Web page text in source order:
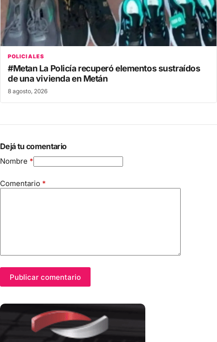
POLICIALES
#Metan La Policía recuperó elementos sustraídos
de una vivienda en Metán
8 agosto, 2026
Dejá tu comentario
Nombre *
Comentario *
Publicar comentario